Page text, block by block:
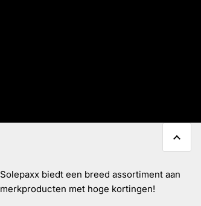
Solepaxx biedt een breed assortiment aan
merkproducten met hoge kortingen!